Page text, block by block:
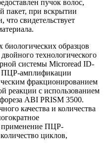
пучок волос,
пакет, при вскрытии
что свидетельствует
биологических образцов
технологического
системы Microread ID-
ПЦР-амплификации
фракционированием
реакции с использованием
ABI PRISM 3500.
качества и количества
ПЦР-
циклов,